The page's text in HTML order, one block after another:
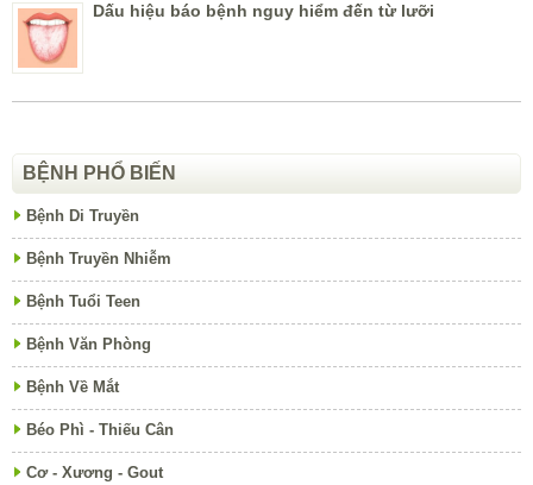
Dấu hiệu báo bệnh nguy hiểm đến từ lưỡi
BỆNH PHỔ BIẾN
Bệnh Di Truyền
Bệnh Truyền Nhiễm
Bệnh Tuổi Teen
Bệnh Văn Phòng
Bệnh Về Mắt
Béo Phì - Thiếu Cân
Cơ - Xương - Gout